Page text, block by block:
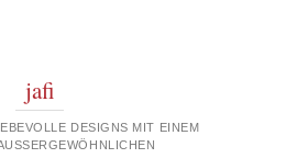
jafi
DESIGNS MIT EINEM